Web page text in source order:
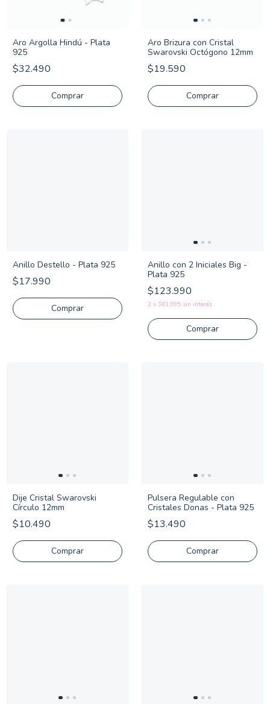
Aro Argolla Hindú - Plata
925
$32.490
Aro Brizura con Cristal
Swarovski Octógono 12mm
$19.590
Anillo Destello - Plata 925
$17.990
Comprar
Anillo con 2 Iniciales Big -
Plata 925
$123.990
2 x $61.995 sin interés
Comprar
Dije Cristal Swarovski
Círculo 12mm
$10.490
Pulsera Regulable con
Cristales Donas - Plata 925
$13.490
Comprar